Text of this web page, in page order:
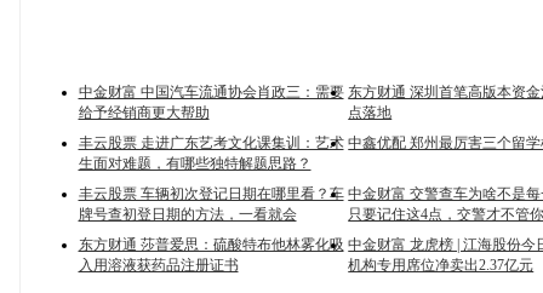
中金财富 中国汽车流通协会肖政三：需要
给予经销商更大帮助
东方财通 深圳首笔高版本资金
点落地
丰云股票 走进广东艺考文化课集训：艺术
生面对难题，有哪些独特解题思路？
中鑫优配 郑州最厉害三个留
丰云股票 车辆初次登记日期在哪里看？车
牌号查初登日期的方法，一看就会
中金财富 交警查车为啥不是
只要记住这4点，交警才不管
东方财通 莎普爱思：硫酸特布他林雾化吸
入用溶液获药品注册证书
中金财富 龙虎榜 | 江海股份今
机构专用席位净卖出2.37亿元